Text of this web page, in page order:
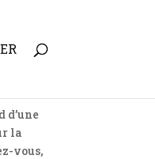
d’une
la
vous,